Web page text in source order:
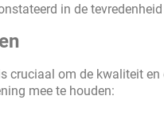
in de
cruciaal om de kwaliteit
mee te houden: